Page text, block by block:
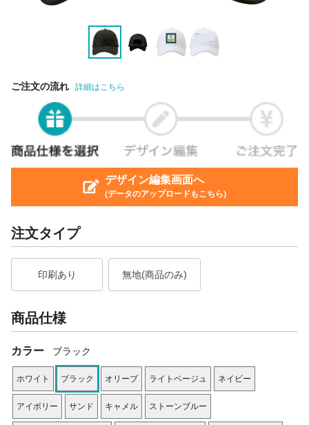
ご注文の流れ 詳細はこちら
デザイン編集画面へ
(データのアップロードもこちら)
注文タイプ
印刷あり 無地(商品のみ)
商品仕様
カラー ブラック
ホワイト ブラック オリーブ ライトベージュ ネイビー
アイボリー サンド キャメル ストーンブルー